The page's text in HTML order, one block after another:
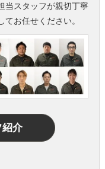
当スタッフが親切丁寧
お任せください。
紹介